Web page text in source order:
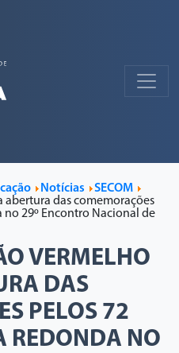
Notícias
SECOM
abertura das comemorações
no 29º Encontro Nacional de
VERMELHO
DAS
PELOS 72
REDONDA NO